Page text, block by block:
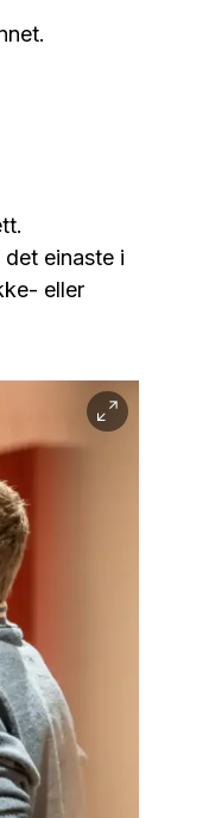
einaste i
eller